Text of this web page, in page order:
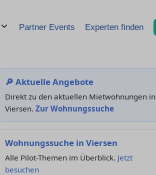
Partner Events Experten finden
🔎 Aktuelle Angebote
Direkt zu den aktuellen Mietwohnungen in
Viersen. Zur Wohnungssuche
Wohnungssuche in Viersen
Alle Pilot-Themen im Überblick. Jetzt
besuchen